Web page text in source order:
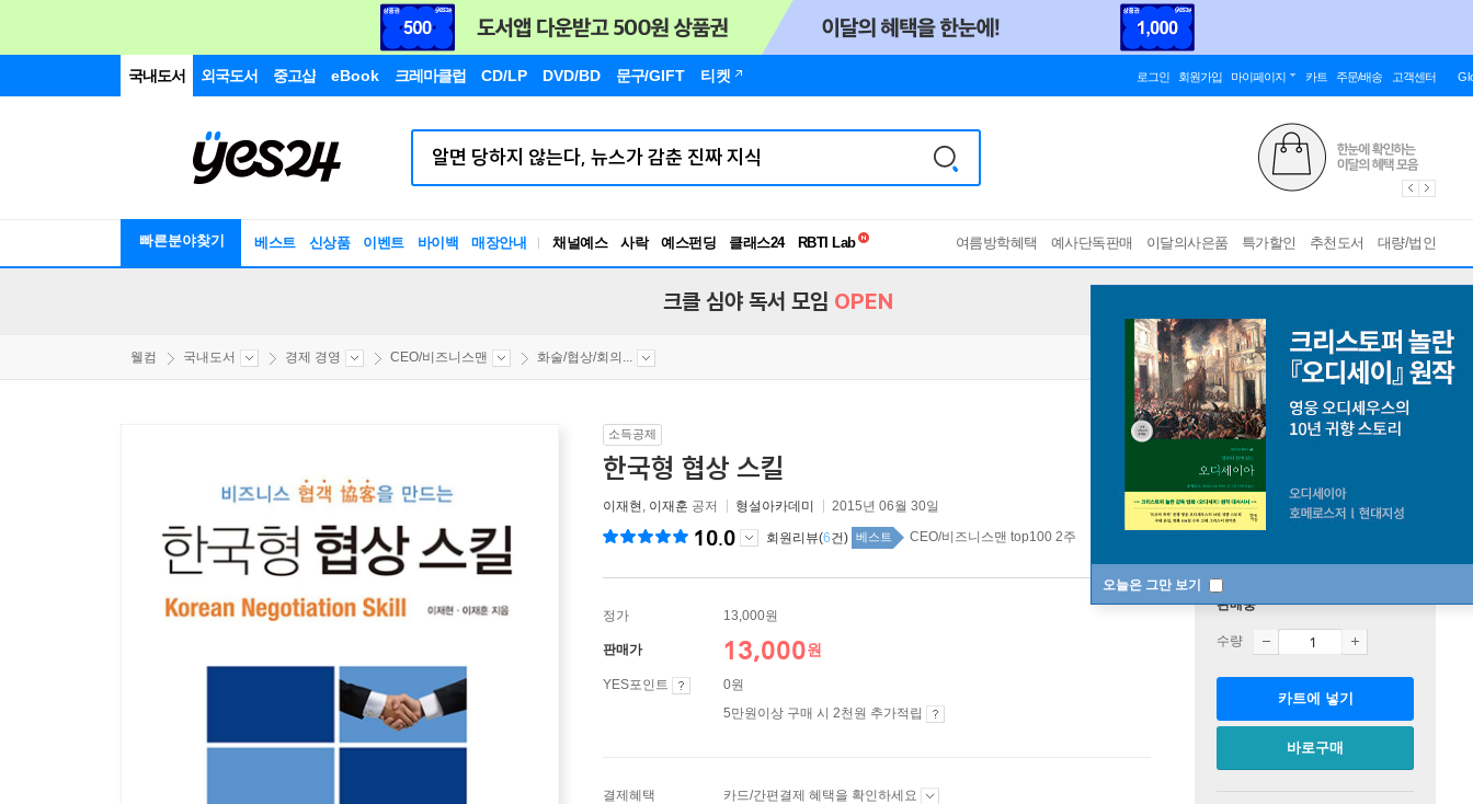
국내도서 외국도서 중고샵 eBook 크레마클럽 CD/LP DVD/BD 문구/GIFT 티켓 로그인 회원가입 마이페이지 카트 주문/배송 고객센터
빠른분야찾기 베스트 신상품 이벤트 바이백 매장안내 채널예스 사락 예스펀딩 클래스24
RBTI Lab
독서유형검사
여름방학혜택 예사단독판매 이달의사은품 특가할인 추천도서 대량/법인
오늘은 그만 보기
크클 심야 독서 모임 OPEN
웰컴 국내도서 경제 경영 CEO/비즈니스맨 화술/협상/회의...
소득공제
한국형 협상 스킬
이재현 , 이재훈 공저 형설아카데미 2015년 06월 30일
10.0 회원리뷰(6건) 베스트 CEO/비즈니스맨 top100 2주
정가 13,000원
판매가 13,000원
YES포인트
0원
5만원이상 구매 시 2천원 추가적립
결제혜택 카드/간편결제 혜택을 확인하세요
판매중
수량
카트에 넣기
바로구매